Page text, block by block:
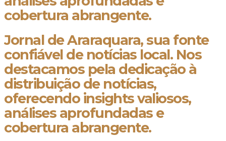
cobertura abrangente.
Jornal de Araraquara, sua fonte
confiável de notícias local. Nos
destacamos pela dedicação à
distribuição de notícias,
oferecendo insights valiosos,
análises aprofundadas e
cobertura abrangente.